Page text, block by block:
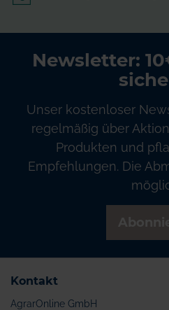
Newsletter:
Unser kostenloser
regelmäßig über
Produkten und
Empfehlungen. Die
Kontakt
AgrarOnline GmbH